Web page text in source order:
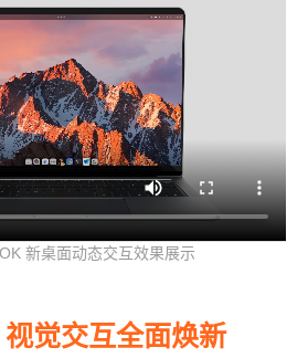
新桌面动态交互效果展示
觉交互全面焕新